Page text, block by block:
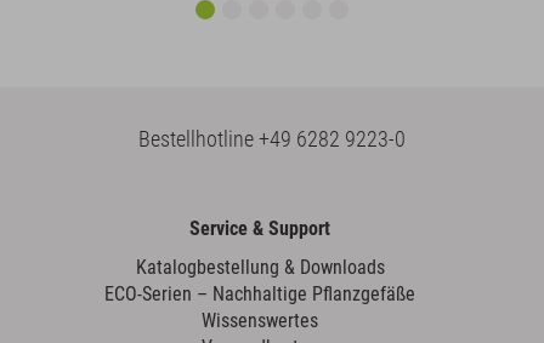
Bestellhotline+49 6282 9223-0
Service & Support
Katalogbestellung & Downloads
ECO-Serien – Nachhaltige Pflanzgefäße
Wissenswertes